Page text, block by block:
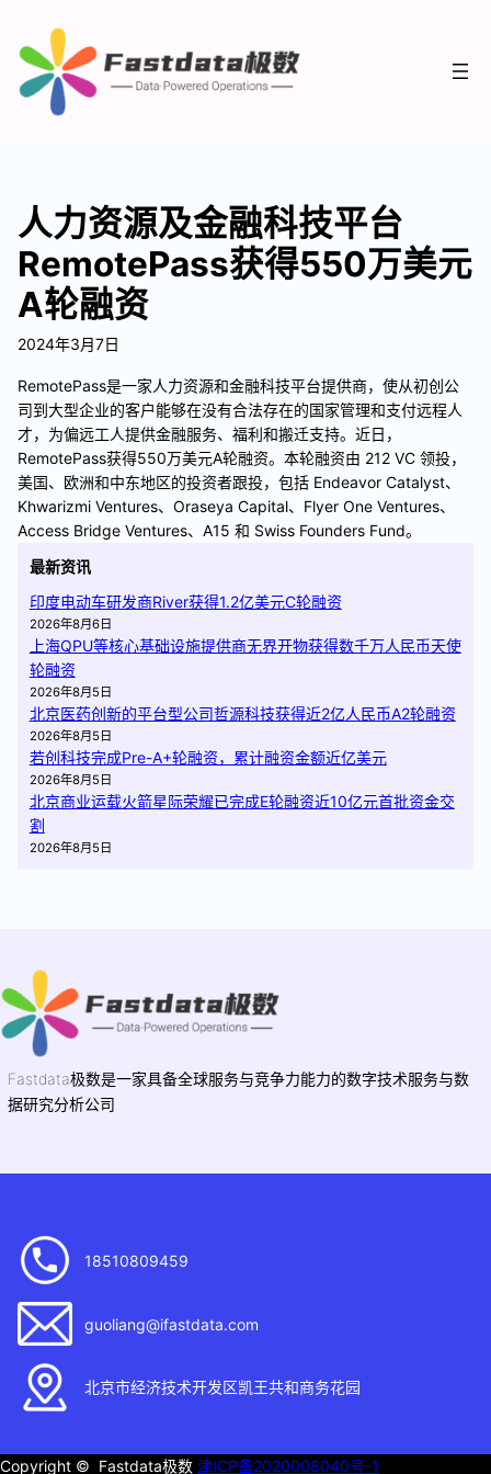
人力资源及金融科技平台
RemotePass获得550万美元
A轮融资
2024年3月7日
RemotePass是一家人力资源和金融科技平台提供商，使从初创公
司到大型企业的客户能够在没有合法存在的国家管理和支付远程人
才，为偏远工人提供金融服务、福利和搬迁支持。近日，
RemotePass获得550万美元A轮融资。本轮融资由 212 VC 领投，
美国、欧洲和中东地区的投资者跟投，包括 Endeavor Catalyst、
Khwarizmi Ventures、Oraseya Capital、Flyer One Ventures、
Access Bridge Ventures、A15 和 Swiss Founders Fund。
最新资讯
印度电动车研发商River获得1.2亿美元C轮融资
2026年8月6日
上海QPU等核心基础设施提供商无界开物获得数千万人民币天使
轮融资
2026年8月5日
北京医药创新的平台型公司哲源科技获得近2亿人民币A2轮融资
2026年8月5日
若创科技完成Pre-A+轮融资，累计融资金额近亿美元
2026年8月5日
北京商业运载火箭星际荣耀已完成E轮融资近10亿元首批资金交
割
2026年8月5日
Fastdata极数是一家具备全球服务与竞争力能力的数字技术服务与数
据研究分析公司
18510809459
guoliang@ifastdata.com
北京市经济技术开发区凯王共和商务花园
Copyright © Fastdata极数 津ICP备2020008040号-1